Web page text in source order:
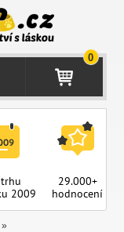
0
2009
29.000+
hodnocení
»